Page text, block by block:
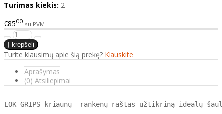
Turimas kiekis: 2
€8500 su PVM
Turite klausimų apie šią prekę? Klauskite
Aprašymas
(0) Atsiliepimai
LOK GRIPS kriaunų  rankenų raštas užtikriną